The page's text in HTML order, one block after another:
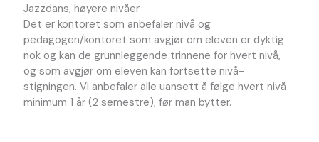
Jazzdans, høyere nivåer
Det er kontoret som anbefaler nivå og
pedagogen/kontoret som avgjør om eleven er dyktig
nok og kan de grunnleggende trinnene for hvert nivå,
og som avgjør om eleven kan fortsette nivå-
stigningen. Vi anbefaler alle uansett å følge hvert nivå
minimum 1 år (2 semestre), før man bytter.